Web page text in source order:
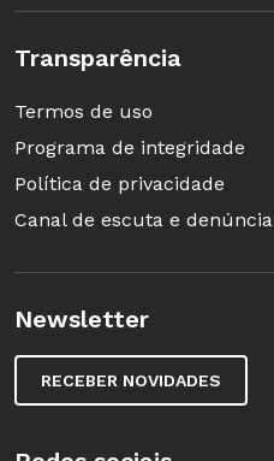
Transparência
Termos de uso
Programa de integridade
Política de privacidade
Canal de escuta e denúncia
Newsletter
RECEBER NOVIDADES